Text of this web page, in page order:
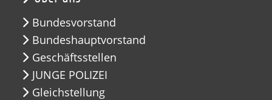
Bundesvorstand
Bundeshauptvorstand
Geschäftsstellen
JUNGE POLIZEI
Gleichstellung